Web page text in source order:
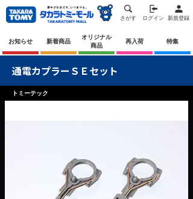
さがす ログイン 新規登録
お知らせ 新着商品
オリジナル
商品
再入荷 特集
通電カプラーＳＥセット
トミーテック